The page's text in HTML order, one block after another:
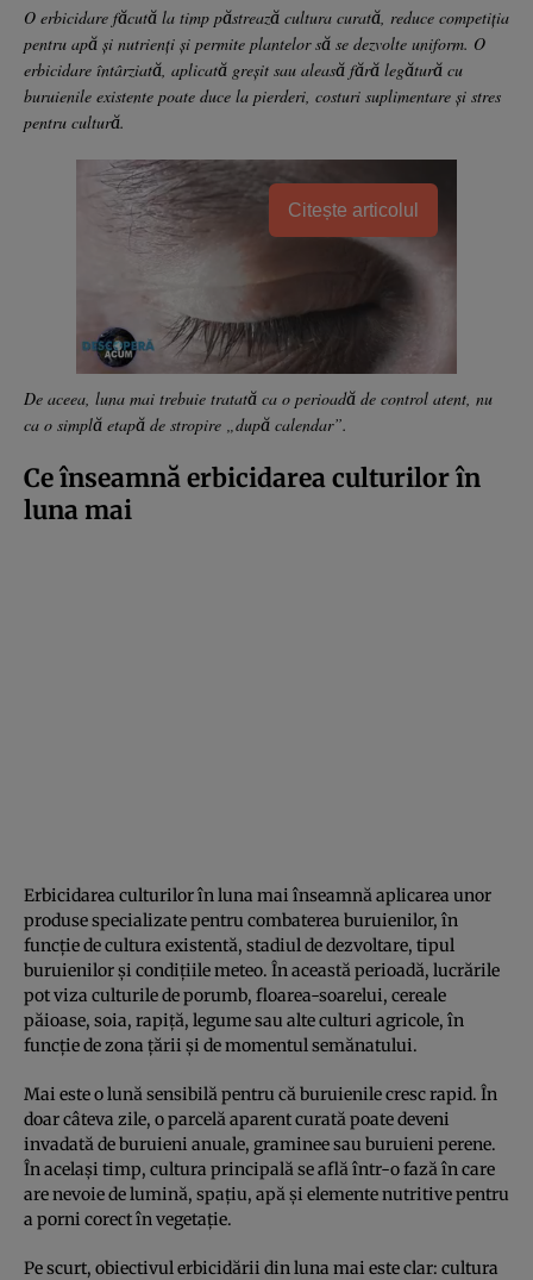
O erbicidare făcută la timp păstrează cultura curată, reduce competiția
pentru apă și nutrienți și permite plantelor să se dezvolte uniform. O
erbicidare întârziată, aplicată greșit sau aleasă fără legătură cu
buruienile existente poate duce la pierderi, costuri suplimentare și stres
pentru cultură.
Citește articolul
De aceea, luna mai trebuie tratată ca o perioadă de control atent, nu
ca o simplă etapă de stropire „după calendar”.
Ce înseamnă erbicidarea culturilor în
luna mai
Erbicidarea culturilor în luna mai înseamnă aplicarea unor
produse specializate pentru combaterea buruienilor, în
funcție de cultura existentă, stadiul de dezvoltare, tipul
buruienilor și condițiile meteo. În această perioadă, lucrările
pot viza culturile de porumb, floarea-soarelui, cereale
păioase, soia, rapiță, legume sau alte culturi agricole, în
funcție de zona țării și de momentul semănatului.
Mai este o lună sensibilă pentru că buruienile cresc rapid. În
doar câteva zile, o parcelă aparent curată poate deveni
invadată de buruieni anuale, graminee sau buruieni perene.
În același timp, cultura principală se află într-o fază în care
are nevoie de lumină, spațiu, apă și elemente nutritive pentru
a porni corect în vegetație.
Pe scurt, obiectivul erbicidării din luna mai este clar: cultura